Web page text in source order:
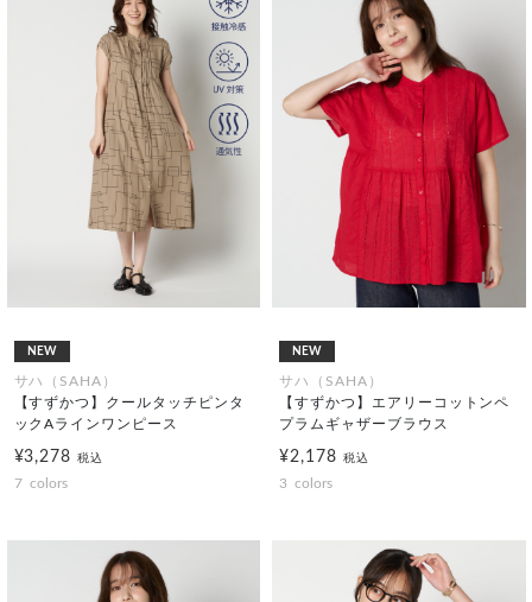
NEW
サハ（SAHA）
【すずかつ】クールタッチピンタ
ックAラインワンピース
¥3,278税込
7 colors
NEW
サハ（SAHA）
【すずかつ】エアリーコットンペ
プラムギャザーブラウス
¥2,178 税込
3 colors